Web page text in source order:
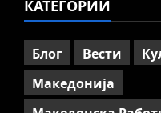
5
ССМ:
July
КАТЕГОРИИ
Блог Вести
Македонија